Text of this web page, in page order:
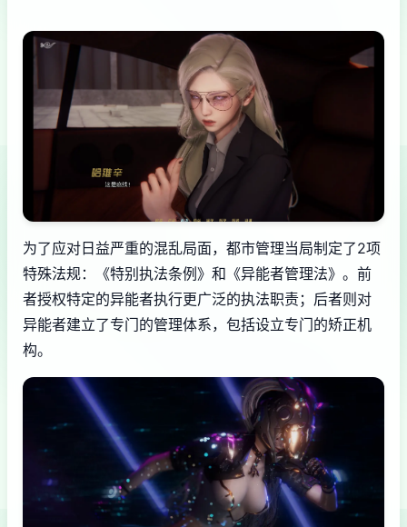
为了应对日益严重的混乱局面，都市管理当局制定了2项
特殊法规：《特别执法条例》和《异能者管理法》。前
者授权特定的异能者执行更广泛的执法职责；后者则对
异能者建立了专门的管理体系，包括设立专门的矫正机
构。